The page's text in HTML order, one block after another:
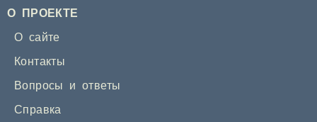
О ПРОЕКТЕ
О сайте
Контакты
Вопросы и ответы
Справка